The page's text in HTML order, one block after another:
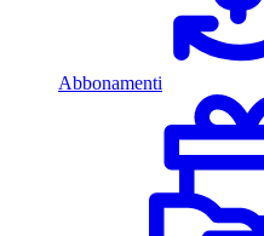
Abbonamenti